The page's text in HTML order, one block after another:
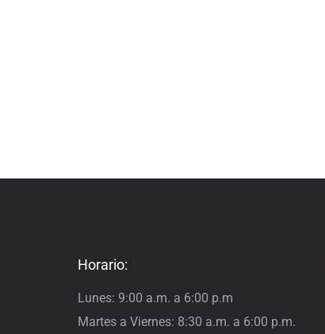
Horario:
Lunes: 9:00 a.m. a 6:00 p.m
Martes a Viernes: 8:30 a.m. a 6:00 p.m.